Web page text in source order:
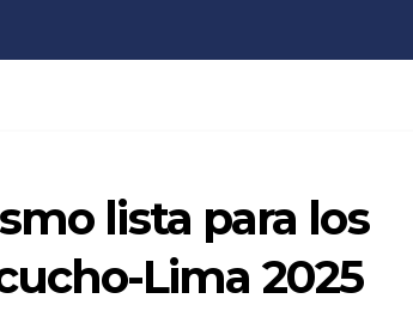
lista para los
Lima 2025